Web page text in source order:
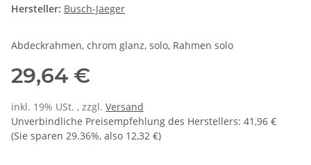
Hersteller: Busch-Jaeger
Abdeckrahmen, chrom glanz, solo, Rahmen solo
29,64 €
inkl. 19% USt. , zzgl. Versand
Unverbindliche Preisempfehlung des Herstellers: 41,96 €
(Sie sparen 29.36%, also 12,32 €)